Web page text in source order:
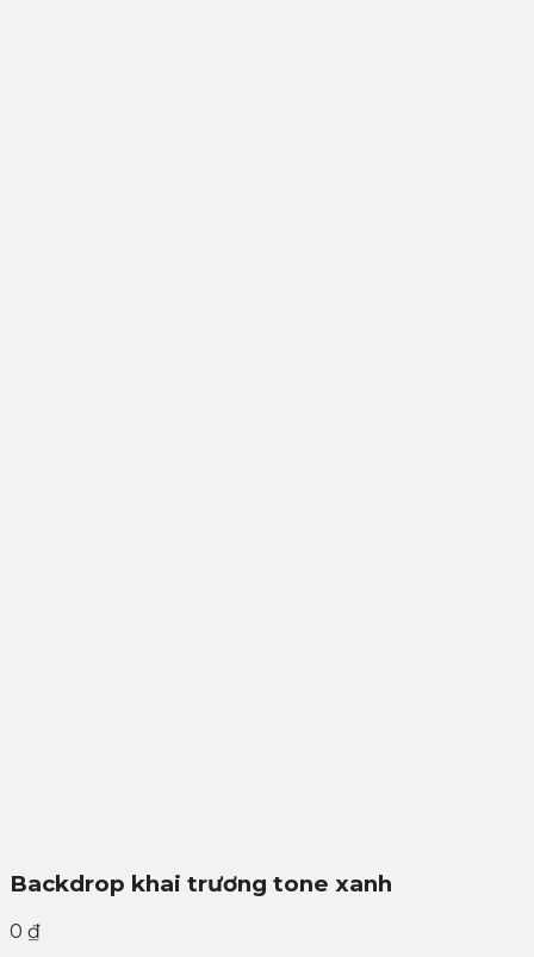
Backdrop khai trương tone xanh
0 ₫